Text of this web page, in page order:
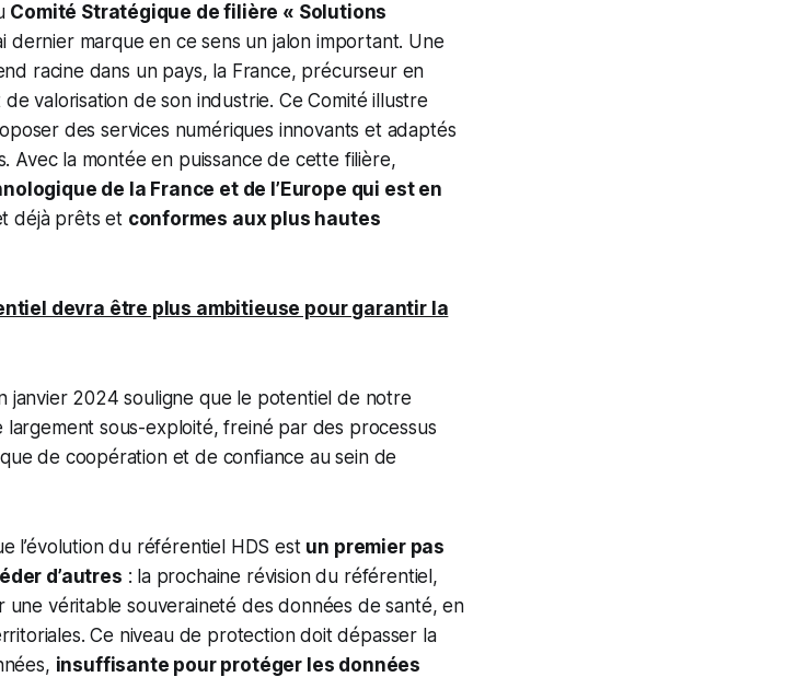
Comité Stratégique de filière « Solutions
dernier marque en ce sens un jalon important. Une
racine dans un pays, la France, précurseur en
valorisation de son industrie. Ce Comité illustre
des services numériques innovants et adaptés
Avec la montée en puissance de cette filière,
de la France et de l’Europe qui est en
déjà prêts et conformes aux plus hautes
devra être plus ambitieuse pour garantir la
2024 souligne que le potentiel de notre
sous-exploité, freiné par des processus
de coopération et de confiance au sein de
l’évolution du référentiel HDS est un premier pas
d’autres : la prochaine révision du référentiel,
véritable souveraineté des données de santé, en
Ce niveau de protection doit dépasser la
insuffisante pour protéger les données